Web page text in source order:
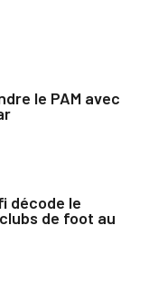
le PAM avec
décode le
de foot au